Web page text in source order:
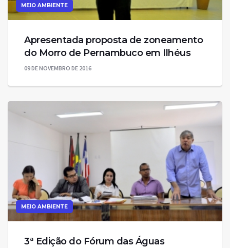
MEIO AMBIENTE
Apresentada proposta de zoneamento
09 DE NOVEMBRO DE 2016
MEIO AMBIENTE
3ª Edição do Fórum das Águas